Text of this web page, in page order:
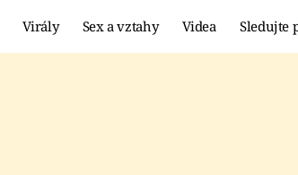
Virály Sex a vztahy Videa Sledujte